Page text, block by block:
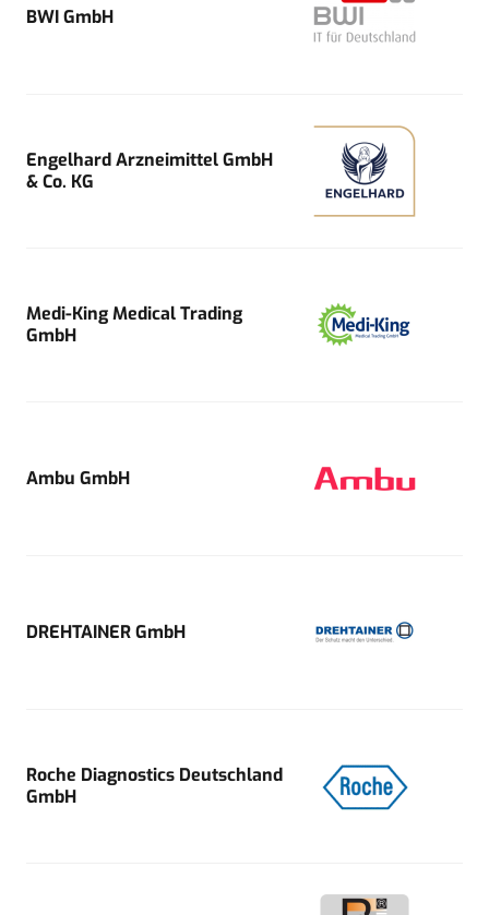
BWI GmbH
Engelhard Arzneimittel GmbH
& Co. KG
Medi-King Medical Trading
GmbH
Ambu GmbH
DREHTAINER GmbH
Roche Diagnostics Deutschland
GmbH